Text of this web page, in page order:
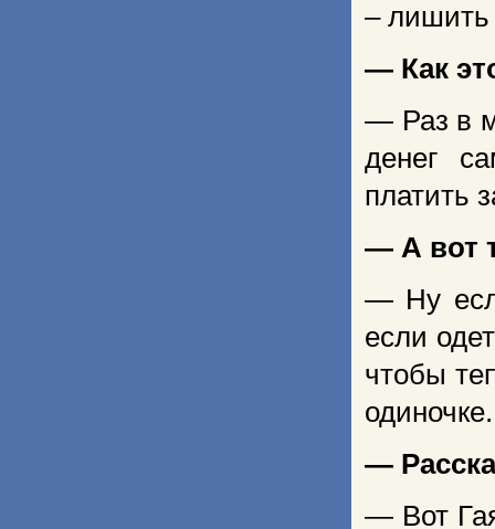
– лишить
— Как
— Раз в
денег
платить
— А вот
— Ну
если
чтобы
одиночке.
—
— Вот